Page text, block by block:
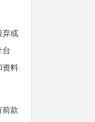
弃或
台
资料
前款